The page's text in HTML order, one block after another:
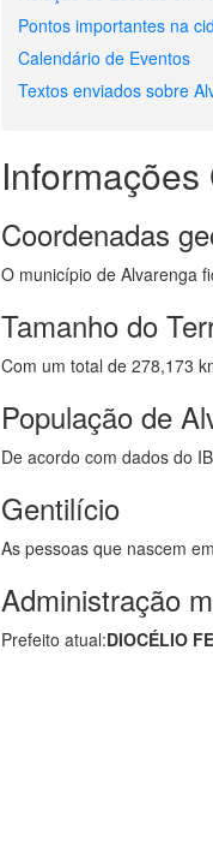
Pontos importantes na
Calendário de Eventos
Textos enviados sobre
Coordenadas
O município de Alvarenga
Tamanho do
Com um total de 278,173
População de
De acordo com dados do
Gentilício
As pessoas que nascem
Administração
Prefeito atual:DIOCÉLIO